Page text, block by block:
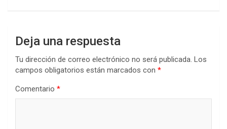
Deja una respuesta
Tu dirección de correo electrónico no será publicada. Los
campos obligatorios están marcados con *
Comentario *